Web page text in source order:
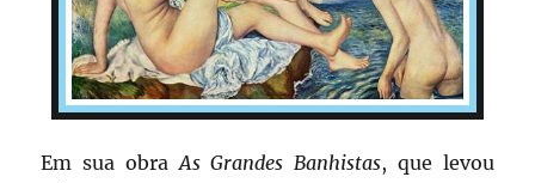
Em sua obraAs Grandes Banhistas, que levou